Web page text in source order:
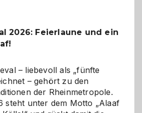
geworden
2026: Feierlaune und ein
– liebevoll als „fünfte
– gehört zu den
der Rheinmetropole.
steht unter dem Motto „Alaaf